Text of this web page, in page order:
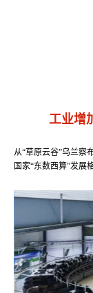
工业增
从“草原云谷”乌兰察
国家“东数西算”发展